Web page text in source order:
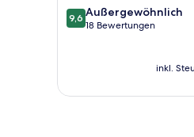
9.6
von
9,6 Außergewöhnlich
18 Bewertungen
inkl.